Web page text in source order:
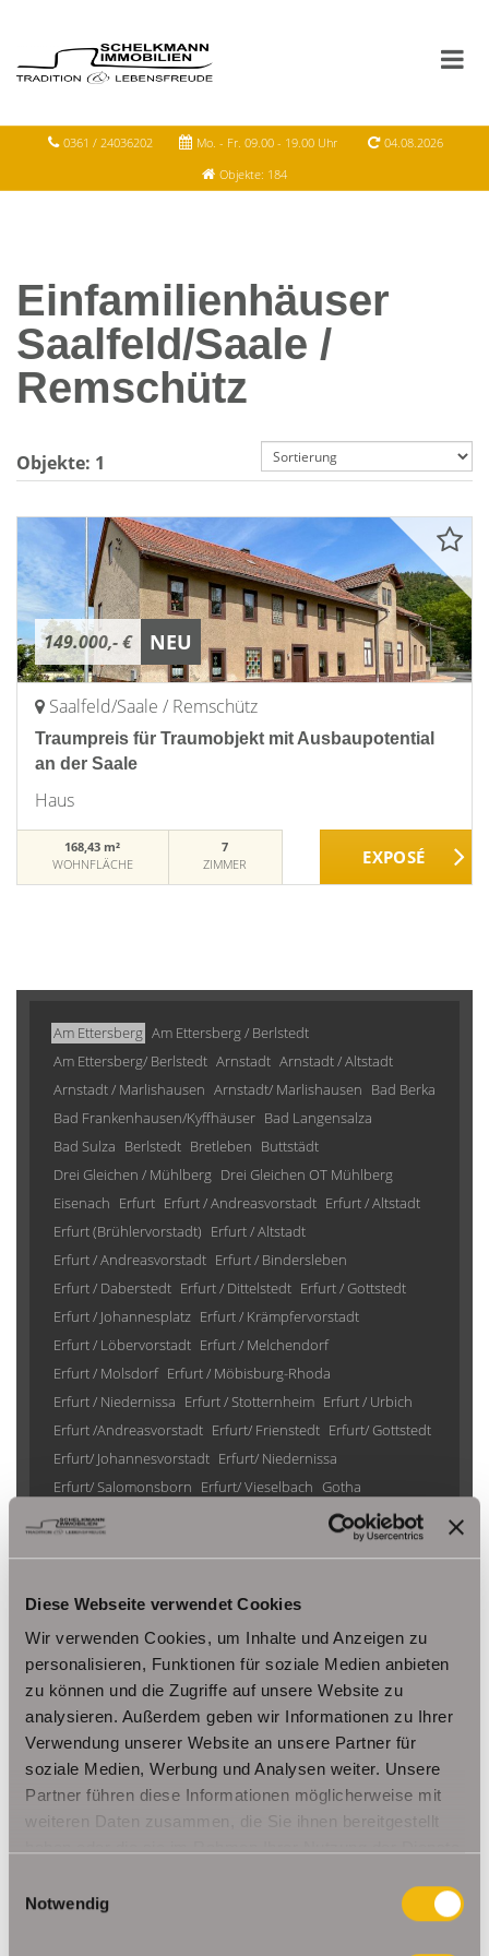
Diese Webseite verwendet Cookies
Wir verwenden Cookies, um Inhalte und Anzeigen zu
personalisieren, Funktionen für soziale Medien anbieten
zu können und die Zugriffe auf unsere Website zu
analysieren. Außerdem geben wir Informationen zu Ihrer
Verwendung unserer Website an unsere Partner für
soziale Medien, Werbung und Analysen weiter. Unsere
Partner führen diese Informationen möglicherweise mit
weiteren Daten zusammen, die Sie ihnen bereitgestellt
Notwendig
0361 / 24036202 Mo. - Fr. 09.00 - 19.00 Uhr
04.08.2026
Objekte: 184
Einfamilienhäuser
Saalfeld/Saale /
Remschütz
Objekte: 1
149.000,- € NEU
Saalfeld/Saale / Remschütz
Traumpreis für Traumobjekt mit Ausbaupotential
an der Saale
Haus
168,43 m²
WOHNFLÄCHE
7
ZIMMER
Am Ettersberg Am Ettersberg / Berlstedt
Am Ettersberg/ Berlstedt Arnstadt Arnstadt / Altstadt
Arnstadt / Marlishausen Arnstadt/ Marlishausen Bad Berka
Bad Frankenhausen/Kyffhäuser Bad Langensalza
Bad Sulza Berlstedt Bretleben Buttstädt
Drei Gleichen / Mühlberg Drei Gleichen OT Mühlberg
Eisenach Erfurt Erfurt / Andreasvorstadt Erfurt / Altstadt
Erfurt (Brühlervorstadt) Erfurt / Altstadt
Erfurt / Andreasvorstadt Erfurt / Bindersleben
Erfurt / Daberstedt Erfurt / Dittelstedt Erfurt / Gottstedt
Erfurt / Johannesplatz Erfurt / Krämpfervorstadt
Erfurt / Löbervorstadt Erfurt / Melchendorf
Erfurt / Molsdorf Erfurt / Möbisburg-Rhoda
Erfurt / Niedernissa Erfurt / Stotternheim Erfurt / Urbich
Erfurt /Andreasvorstadt Erfurt/ Frienstedt Erfurt/ Gottstedt
Erfurt/ Johannesvorstadt Erfurt/ Niedernissa
Erfurt/ Salomonsborn Erfurt/ Vieselbach Gotha
Grammetal
Gräfenhain/ Ohrdruf Haina
Nesse- Apfelstädt / Kornhochheim Nohra
Riethnordhausen
Ruhla
Saalfeld/Saale / Remschütz Steinbach-Hallenberg/ Viernau
Tonna / Gräfentonna Udestedt
Unstrut- Hainich /Großengottern Weimar / Legefeld
Immo Am Ettersberg Haus Am Ettersberg Häuser Am Ettersberg
kaufen Am Ettersberg
Immobilie Am Ettersberg
Immobilien Am
Ettersberg Einfamilienhaus Am Ettersberg Einfamilienhäuser Am